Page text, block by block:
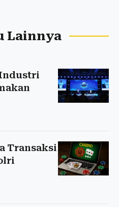
Lainnya
Transaksi